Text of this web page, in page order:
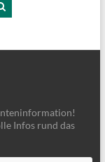
Infos rund das